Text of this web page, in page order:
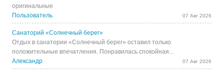
оригинальные
Пользователь
07 Авг 2026
Санаторий «Солнечный берег»
Отдых в санатории «Солнечный берег» оставил только
положительные впечатления. Понравилась спокойная...
Александр
07 Авг 2026